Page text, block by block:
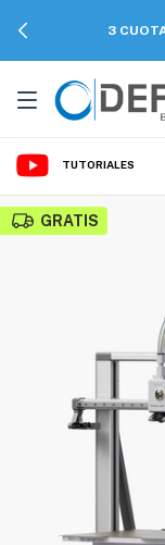
3
TUTORIALES
GRATIS